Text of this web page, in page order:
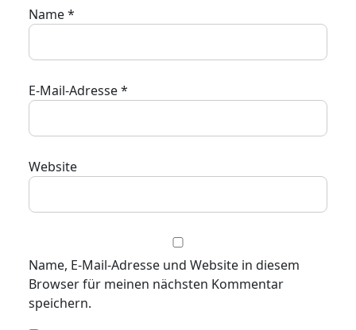
Name*
E-Mail-Adresse*
Website
Name, E-Mail-Adresse und Website in diesem
Browser für meinen nächsten Kommentar
speichern.